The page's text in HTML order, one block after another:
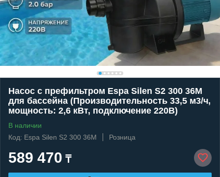
Насос c префильтром Espa Silen S2 300 36M
для бассейна (Производительность 33,5 м3/ч,
мощность: 2,6 кВт, подключение 220В)
В наличии
Код: Espa Silen S2 300 36M
Розница
589 470 ₸